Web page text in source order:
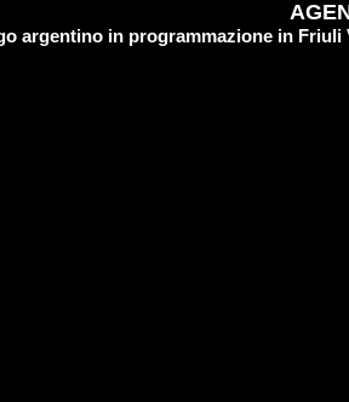
argentino in programmazione in